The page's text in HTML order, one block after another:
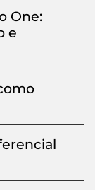
One:
e